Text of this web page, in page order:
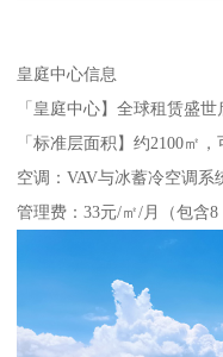
皇庭中心信息
「皇庭中心】全球租赁盛世
「标准层面积】约2100㎡
空调：VAV与冰蓄冷空调系
管理费：33元/㎡/月（包含8